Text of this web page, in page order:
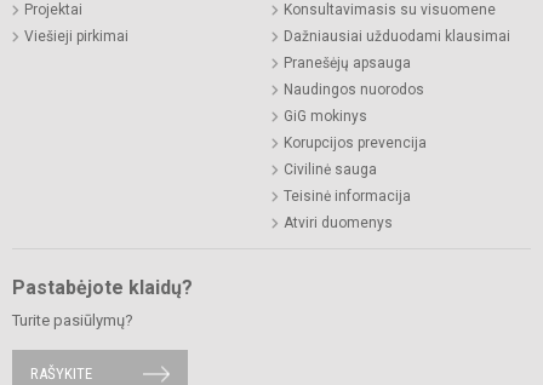
Projektai
Viešieji pirkimai
Konsultavimasis su visuomene
Dažniausiai užduodami klausimai
Pranešėjų apsauga
Naudingos nuorodos
GiG mokinys
Korupcijos prevencija
Civilinė sauga
Teisinė informacija
Atviri duomenys
Pastabėjote klaidų?
Turite pasiūlymų?
RAŠYKITE